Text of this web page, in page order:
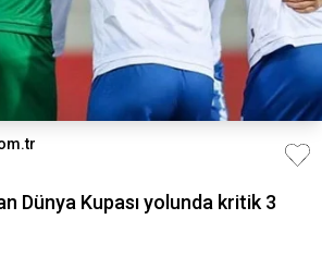
Dünya Kupası yolunda kritik 3